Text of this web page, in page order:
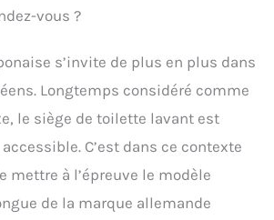
anglais, français, italien,
meilleures ventes en
matière de WC-douches
différents portails de
comparaison. EXCELLENT
unique accroche au
premier regard et a été
vous ?
s’invite de plus en plus dans
Longtemps considéré comme
le siège de toilette lavant est
C’est dans ce contexte
mettre à l’épreuve le modèle
de la marque allemande